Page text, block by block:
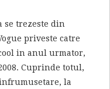
se trezeste din
priveste catre
in anul urmator,
Cuprinde totul,
la